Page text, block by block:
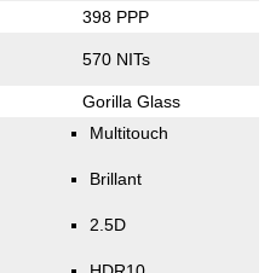
398 PPP
570 NITs
Gorilla Glass
Multitouch
Brillant
2.5D